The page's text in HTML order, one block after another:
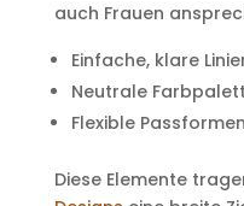
auch Frauen
Einfache, klare
Neutrale
Flexible Passformen
Diese Elemente